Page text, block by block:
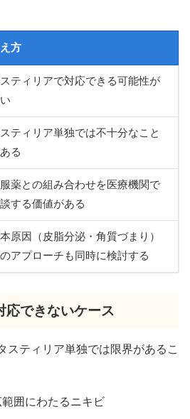
方
ティリアで対応できる可能性が
ティリア単独では不十分なこと
る
薬との組み合わせを医療機関で
する価値がある
原因（皮脂分泌・角質づまり）
アプローチも同時に検討する
できないケース
スティリア単独では限界があるこ
囲にわたるニキビ